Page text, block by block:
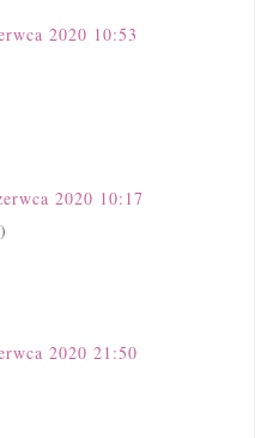
2020 10:53
2020 10:17
2020 21:50